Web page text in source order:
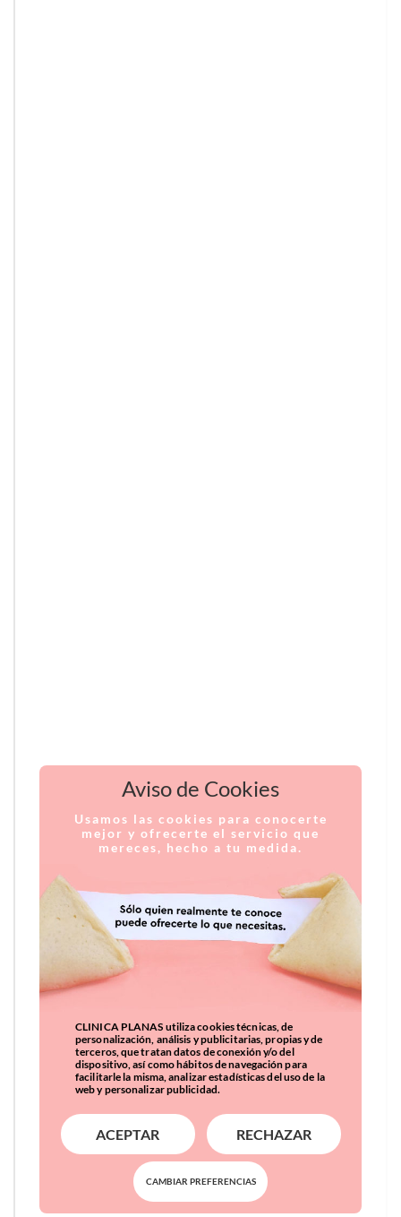
Aviso de Cookies
Usamos las cookies para conocerte
mejor y ofrecerte el servicio que
mereces, hecho a tu medida.
CLINICA PLANAS utiliza cookies técnicas, de
personalización, análisis y publicitarias, propias y de
terceros, que tratan datos de conexión y/o del
dispositivo, así como hábitos de navegación para
facilitarle la misma, analizar estadísticas del uso de la
web y personalizar publicidad.
ACEPTAR RECHAZAR
CAMBIAR PREFERENCIAS